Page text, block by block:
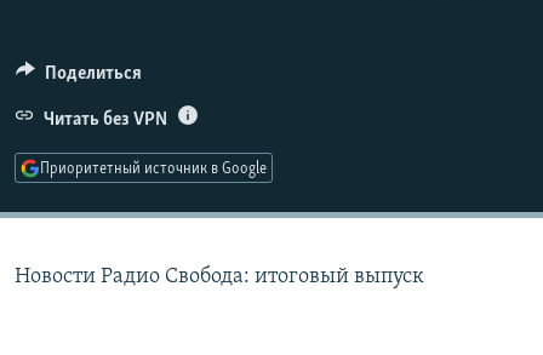
ПОДПИШИТЕСЬ НА РАССЫЛКУ
СОЦИАЛЬНЫЕ СЕТИ
Поделиться
Читать без VPN
Приоритетный источник в Google
Новости Радио Свобода: итоговый выпуск